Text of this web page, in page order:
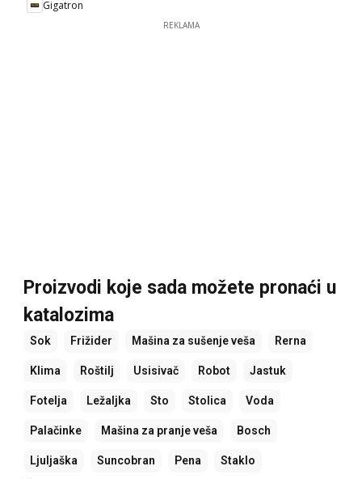
Gigatron
REKLAMA
Proizvodi koje sada možete pronaći u
katalozima
Sok Frižider Mašina za sušenje veša Rerna
Klima Roštilj Usisivač Robot Jastuk
Fotelja Ležaljka Sto Stolica Voda
Palačinke Mašina za pranje veša Bosch
Ljuljaška Suncobran Pena Staklo